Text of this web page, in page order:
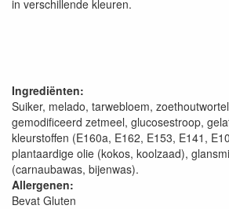
in verschillende kleuren.
Ingrediënten:
Suiker, melado, tarwebloem,
gemodificeerd zetmeel, glucosestroop,
kleurstoffen (E160a, E162, E153, E141,
plantaardige olie (kokos, koolzaad),
(carnaubawas, bijenwas).
Allergenen:
Bevat Gluten